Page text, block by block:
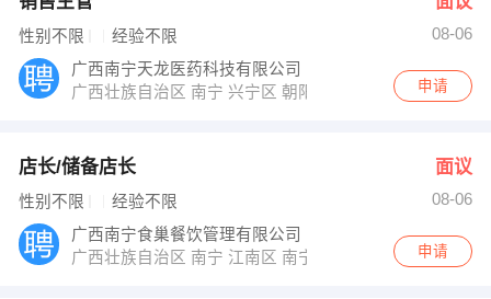
性别不限 经验不限
08-06
广西南宁天龙医药科技有限公司
广西壮族自治区 南宁 兴宁区 朝阳路38号新朝阳商业广场
申请
店长/储备店长 面议
性别不限 经验不限
08-06
广西南宁食巢餐饮管理有限公司
广西壮族自治区 南宁 江南区 南宁江南区金凯路11号荣
申请